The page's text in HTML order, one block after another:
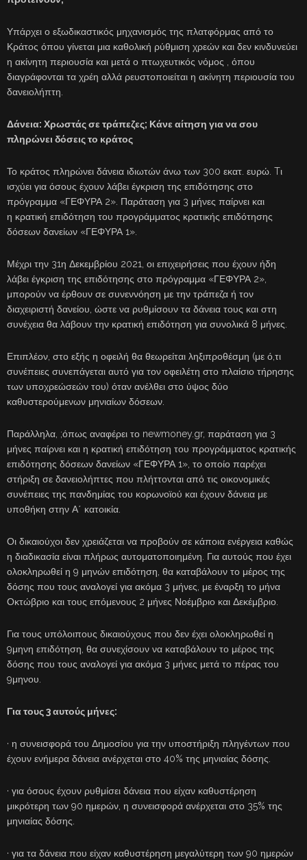
Υπάρχει ο εξωδικαστικός μηχανισμός της πλατφόρμας από το
Κράτος όπου γίνεται μια καθολική ρύθμιση χρεών και δεν κινδυνεύει
η ακίνητη περιουσία και μετά ο πτωχευτικός νόμος , όπου
διαγράφονται τα χρέη αλλά ρευστοποιείται η ακίνητη περιουσία του
δανειολήπτη.
Δάνεια: Χρωστάς σε τράπεζες; Κάνε αίτηση για να σου
πληρώνει δόσεις το κράτος
Το κράτος πληρώνει δάνεια ιδιωτών άνω των 300 εκατ. ευρώ. Tι
ισχύει για όσους έχουν λάβει έγκριση της επιδότησης στο
πρόγραμμα «ΓΕΦΥΡΑ 2». Παράταση για 3 μήνες παίρνει και
η κρατική επιδότηση του προγράμματος κρατικής επιδότησης
δόσεων δανείων «ΓΕΦΥΡΑ 1».
Μέχρι την 31η Δεκεμβρίου 2021, οι επιχειρήσεις που έχουν ήδη
λάβει έγκριση της επιδότησης στο πρόγραμμα «ΓΕΦΥΡΑ 2»,
μπορούν να έρθουν σε συνεννόηση με την τράπεζα ή τον
διαχειριστή δανείου, ώστε να ρυθμίσουν τα δάνεια τους και στη
συνέχεια θα λάβουν την κρατική επιδότηση για συνολικά 8 μήνες.
Επιπλέον, στο εξής η οφειλή θα θεωρείται ληξιπροθέσμη (με ό,τι
συνέπειες συνεπάγεται αυτό για τον οφειλέτη στο πλαίσιο τήρησης
των υποχρεώσεών του) όταν ανέλθει στο ύψος δύο
καθυστερούμενων μηνιαίων δόσεων.
Παράλληλα, ;όπως αναφέρει το newmoney.gr, παράταση για 3
μήνες παίρνει και η κρατική επιδότηση του προγράμματος κρατικής
επιδότησης δόσεων δανείων «ΓΕΦΥΡΑ 1», το οποίο παρέχει
στήριξη σε δανειολήπτες που πλήττονται από τις οικονομικές
συνέπειες της πανδημίας του κορωνοϊού και έχουν δάνεια με
υποθήκη στην Α΄ κατοικία.
Οι δικαιούχοι δεν χρειάζεται να προβούν σε κάποια ενέργεια καθώς
η διαδικασία είναι πλήρως αυτοματοποιημένη. Για αυτούς που έχει
ολοκληρωθεί η 9 μηνών επιδότηση, θα καταβάλουν το μέρος της
δόσης που τους αναλογεί για ακόμα 3 μήνες, με έναρξη το μήνα
Οκτώβριο και τους επόμενους 2 μήνες Νοέμβριο και Δεκέμβριο.
Για τους υπόλοιπους δικαιούχους που δεν έχει ολοκληρωθεί η
9μηνη επιδότηση, θα συνεχίσουν να καταβάλουν το μέρος της
δόσης που τους αναλογεί για ακόμα 3 μήνες μετά το πέρας του
9μηνου.
Για τους 3 αυτούς μήνες:
· η συνεισφορά του Δημοσίου για την υποστήριξη πληγέντων που
έχουν ενήμερα δάνεια ανέρχεται στο 40% της μηνιαίας δόσης.
· για όσους έχουν ρυθμίσει δάνεια που είχαν καθυστέρηση
μικρότερη των 90 ημερών, η συνεισφορά ανέρχεται στο 35% της
μηνιαίας δόσης.
· για τα δάνεια που είχαν καθυστέρηση μεγαλύτερη των 90 ημερών